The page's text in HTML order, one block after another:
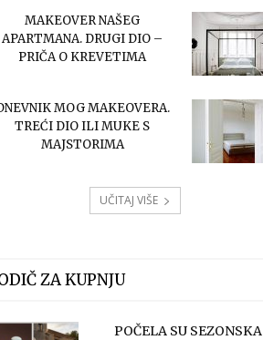
MAKEOVER NAŠEG
APARTMANA. DRUGI DIO –
PRIČA O KREVETIMA
MOG MAKEOVERA.
TREĆI DIO ILI MUKE S
MAJSTORIMA
UČITAJ VIŠE
ZA KUPNJU
POČELA SU SEZONSKA